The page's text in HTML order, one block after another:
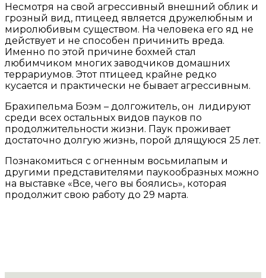
Несмотря на свой агрессивный внешний облик и
грозный вид, птицеед является дружелюбным и
миролюбивым существом. На человека его яд не
действует и не способен причинить вреда.
Именно по этой причине бохмей стал
любимчиком многих заводчиков домашних
террариумов. Этот птицеед крайне редко
кусается и практически не бывает агрессивным.
Брахипельма Боэм – долгожитель, он лидируют
среди всех остальных видов пауков по
продолжительности жизни. Паук проживает
достаточно долгую жизнь, порой длящуюся 25 лет.
Познакомиться с огненным восьмилапым и
другими представителями паукообразных можно
на выставке «Все, чего вы боялись», которая
продолжит свою работу до 29 марта.